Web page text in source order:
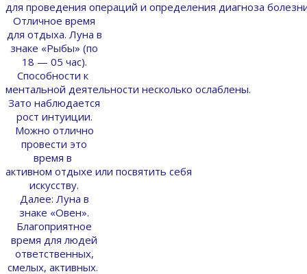
для проведения операций и определения диагноза
Отличное время
для отдыха. Луна в
знаке «Рыбы» (по
18 — 05 час).
Способности к
ментальной деятельности несколько ослаблены.
Зато наблюдается
рост интуиции.
Можно отлично
провести это
время в
активном отдыхе или посвятить себя
искусству.
Далее: Луна в
знаке «Овен».
Благоприятное
время для людей
ответственных,
смелых, активных.